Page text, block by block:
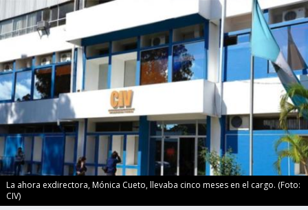
La ahora exdirectora, Mónica Cueto, llevaba cinco meses en el cargo. (Foto:
CIV)